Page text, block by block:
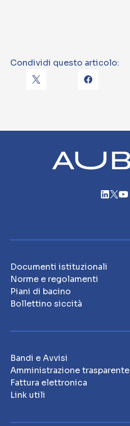
Condividi questo articolo:
Documenti istituzionali
Norme e regolamenti
Piani di bacino
Bollettino siccità
Bandi e Avvisi
Amministrazione trasparente
Fattura elettronica
Link utili